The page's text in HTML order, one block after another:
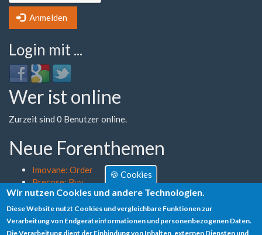
Anmelden
Login mit ...
Login
with
Facebook
Login
with
Google
Login
with
Twitter
Wer ist online
Zurzeit sind 0 Benutzer online.
Neue Forenthemen
Imovane: Order
Precose: Buy
Diclofenac: Can I Order
Requip: Discount Find Saturday Shipping
Vpxl: Mastercard Fast Delivery Vermont
🍪 Cookies
Wir nutzen Cookies und andere Technologien.
Diese Website nutzt Cookies und vergleichbare Funktionen zur
Verarbeitung von Endgeräteinformationen und personenbezogenen Daten.
Die Verarbeitung dient der Einbindung von Inhalten, externen Diensten und